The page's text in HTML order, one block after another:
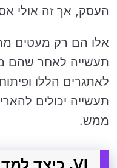
העסק, אך זה אולי
אלו הם רק מעטים
תעשייה לאחר שהם
לאתגרים הללו
תעשייה יכולים
ממש.
VI. כיצד למדוד הגדלה עסקית